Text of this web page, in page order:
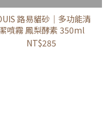
路易貓砂｜多功能清
噴霧 鳳梨酵素 350ml
NT$285